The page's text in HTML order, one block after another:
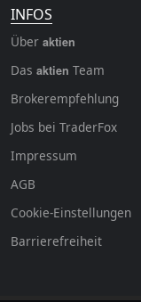
INFOS
Über aktien
Das aktien Team
Brokerempfehlung
Jobs bei TraderFox
Impressum
AGB
Cookie-Einstellungen
Barrierefreiheit